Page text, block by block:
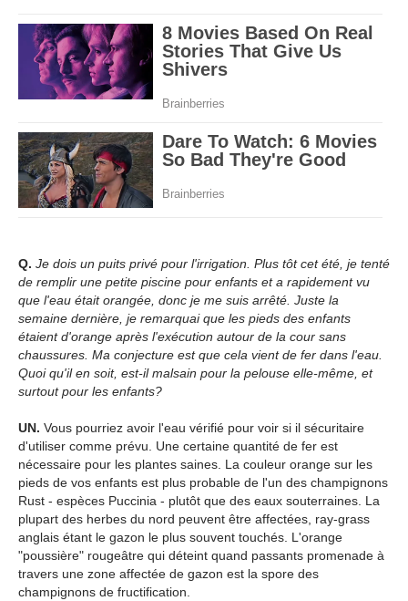
Q. Je dois un puits privé pour l'irrigation. Plus tôt cet été, je tenté
de remplir une petite piscine pour enfants et a rapidement vu
que l'eau était orangée, donc je me suis arrêté. Juste la
semaine dernière, je remarquai que les pieds des enfants
étaient d'orange après l'exécution autour de la cour sans
chaussures. Ma conjecture est que cela vient de fer dans l'eau.
Quoi qu'il en soit, est-il malsain pour la pelouse elle-même, et
surtout pour les enfants?
UN. Vous pourriez avoir l'eau vérifié pour voir si il sécuritaire
d'utiliser comme prévu. Une certaine quantité de fer est
nécessaire pour les plantes saines. La couleur orange sur les
pieds de vos enfants est plus probable de l'un des champignons
Rust - espèces Puccinia - plutôt que des eaux souterraines. La
plupart des herbes du nord peuvent être affectées, ray-grass
anglais étant le gazon le plus souvent touchés. L'orange
"poussière" rougeâtre qui déteint quand passants promenade à
travers une zone affectée de gazon est la spore des
champignons de fructification.